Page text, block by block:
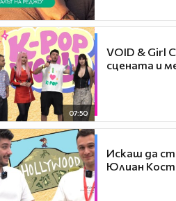
07:50
VOID & Girl
сцената и
Искаш да
Юлиан